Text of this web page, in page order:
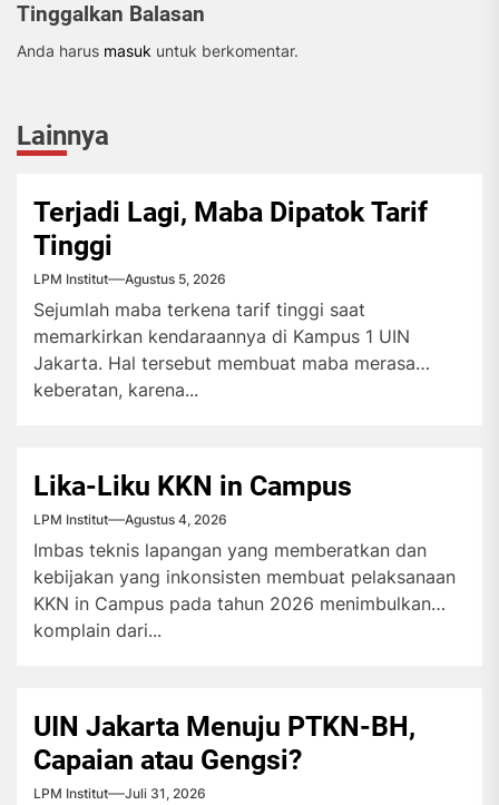
Tinggalkan Balasan
Anda harus masuk untuk berkomentar.
Lainnya
Terjadi Lagi, Maba Dipatok Tarif
Tinggi
LPM Institut Agustus 5, 2026
Sejumlah maba terkena tarif tinggi saat
memarkirkan kendaraannya di Kampus 1 UIN
Jakarta. Hal tersebut membuat maba merasa
keberatan, karena...
Lika-Liku KKN in Campus
LPM Institut Agustus 4, 2026
Imbas teknis lapangan yang memberatkan dan
kebijakan yang inkonsisten membuat pelaksanaan
KKN in Campus pada tahun 2026 menimbulkan
komplain dari...
UIN Jakarta Menuju PTKN-BH,
Capaian atau Gengsi?
LPM Institut Juli 31, 2026